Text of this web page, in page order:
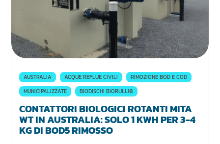
AUSTRALIA ACQUE REFLUE CIVILI
RIMOZIONE BOD E COD
MUNICIPALIZZATE
BIODISCHI BIORULLI®
CONTATTORI BIOLOGICI ROTANTI MITA
WT IN AUSTRALIA: SOLO 1 KWH PER 3-4
KG DI BOD5 RIMOSSO